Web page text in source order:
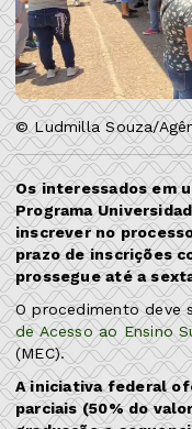
© Ludmilla Souza/
Os interessados em
Programa
inscrever no
prazo de inscrições
prossegue até a
O procedimento deve
de Acesso ao Ensino
(MEC).
A iniciativa federal
parciais (50% do